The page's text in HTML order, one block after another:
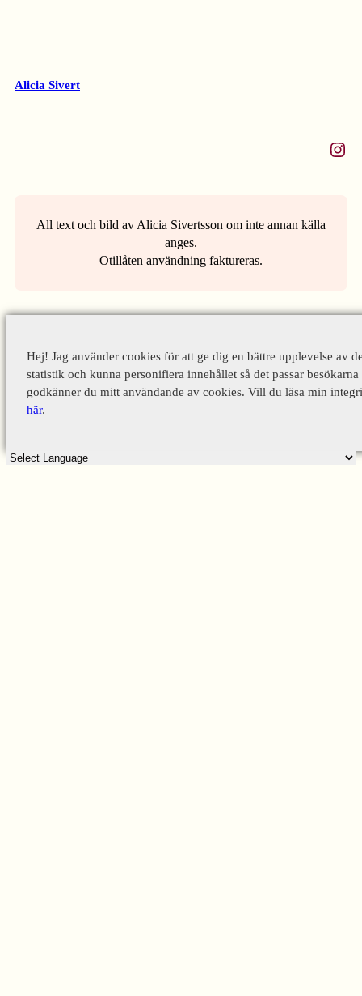
Alicia Sivert
Instagram
All text och bild av Alicia Sivertsson om inte annan källa
anges.
Otillåten användning faktureras.
Hej! Jag använder cookies för att ge dig en bättre upplevelse av
statistik och kunna personifiera innehållet så det passar
godkänner du mitt användande av cookies. Vill du läsa min
här.